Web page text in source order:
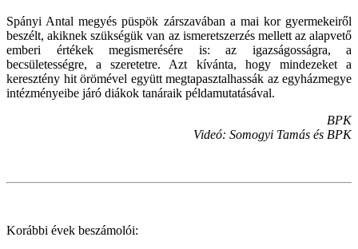
Spányi Antal megyés püspök zárszavában a mai kor gyermekeiről
beszélt, akiknek szükségük van az ismeretszerzés mellett az alapvető
emberi értékek megismerésére is: az igazságosságra, a
becsületességre, a szeretetre. Azt kívánta, hogy mindezeket a
keresztény hit örömével együtt megtapasztalhassák az egyházmegye
intézményeibe járó diákok tanáraik példamutatásával.
BPK
Videó: Somogyi Tamás és BPK
Korábbi évek beszámolói: